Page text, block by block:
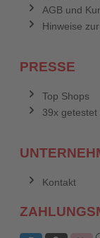
AGB und
Hinweise
PRESSE
Top Shops
39x
Kontakt